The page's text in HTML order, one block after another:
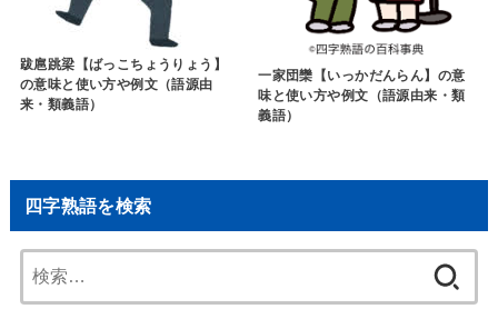
跋扈跳梁【ばっこちょうりょう】
の意味と使い方や例文（語源由
来・類義語）
一家団欒【いっかだんらん】の意
味と使い方や例文（語源由来・類
義語）
四字熟語を検索
索: